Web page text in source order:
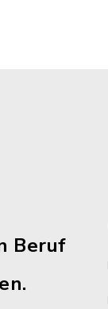
Beruf